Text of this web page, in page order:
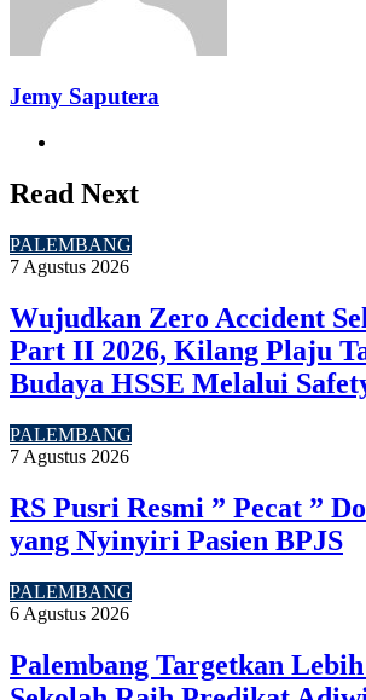
Jemy Saputera
Read Next
PALEMBANG
7 Agustus 2026
Wujudkan Zero Accident
Part II 2026, Kilang Plaju
Budaya HSSE Melalui
PALEMBANG
7 Agustus 2026
RS Pusri Resmi ” Pecat ”
yang Nyinyiri Pasien BPJS
PALEMBANG
6 Agustus 2026
Palembang Targetkan